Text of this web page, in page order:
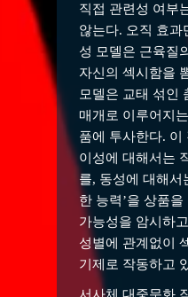
직접 관련성 여부
않는다. 오직 효과
성 모델은 근육질
자신의 섹시함을
모델은 교태 섞인
매개로 이루어지
품에 투사한다. 이
이성에 대해서는
를, 동성에 대해서
한 능력’을 상품
가능성을 암시하
성별에 관계없이
기제로 작동하고
서사체 대중문화